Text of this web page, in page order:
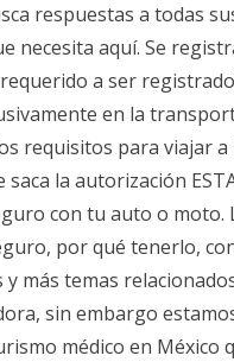
respuestas a todas
necesita aquí. Se
a ser
en la
requisitos para viajar
saca la autorización
con tu auto o moto.
por qué tenerlo,
más temas
sin embargo
médico en México